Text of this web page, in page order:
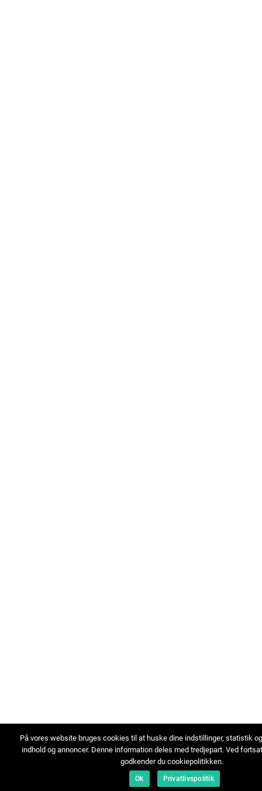
På vores website bruges cookies til at huske dine indstillinger, statistik
indhold og annoncer. Denne information deles med tredjepart. Ved
godkender du cookiepolitikken.
Ok Privatlivspolitik